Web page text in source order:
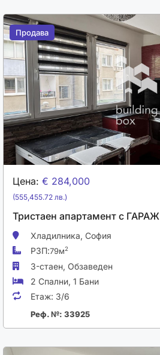
Продава
Продава
Цена: € 284,000
(555,455.72 лв.)
Тристаен апартамент с ГАРАЖ
Хладилника, София
РЗП:79м2
3-стаен, Обзаведен
2 Спални, 1 Бани
Етаж: 3/6
Реф. №: 33925